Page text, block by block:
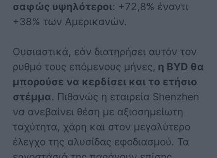
σαφώς υψηλότεροι: +72,8% έναντι
+38% των Αμερικανών.
Ουσιαστικά, εάν διατηρήσει αυτόν τον
ρυθμό τους επόμενους μήνες, η BYD θα
μπορούσε να κερδίσει και το ετήσιο
στέμμα. Πιθανώς η εταιρεία Shenzhen
να ανεβαίνει θέση με αξιοσημείωτη
ταχύτητα, χάρη και στον μεγαλύτερο
έλεγχο της αλυσίδας εφοδιασμού. Τα